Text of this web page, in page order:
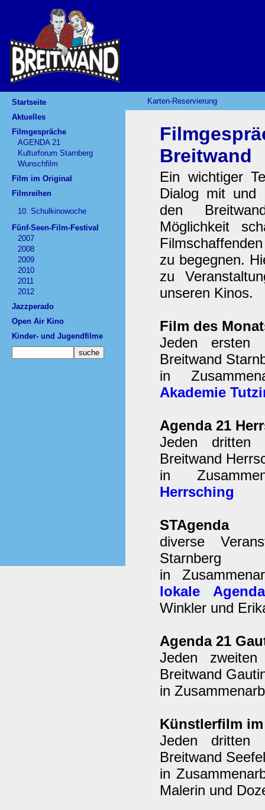
Startseite
Aktuelles
Filmgespräche
AGENDA 21
Kulturforum Starnberg
Wunschfilm
Film im Original
Filmreihen
10. Schulkinowoche
Fünf-Seen-Film-Festival
2007
2008
2009
2010
2011
2012
Jazzperado
Open Air Kino
Kinder- und Jugendfilme
Karten-Reservierung
Breitwand
Ein wichtiger
Dialog mit und
den
Möglichkeit
zu begegnen.
zu
unseren Kinos.
Film des
Jeden ersten
Breitwand
in
Akademie
Agenda 21
Jeden dritten
Breitwand
in
Herrsching
STAgenda
diverse
Starnberg
in
lokale
Winkler und
Agenda 21
Jeden
Breitwand
in
Künstlerfilm
Jeden dritten
Breitwand
in
Malerin und